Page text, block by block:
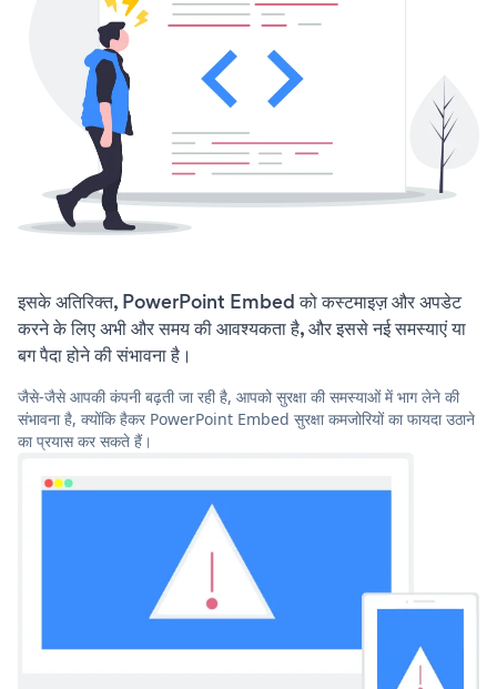
इसके अतिरिक्त, PowerPoint Embed को कस्टमाइज़ और अपडेट
करने के लिए अभी और समय की आवश्यकता है, और इससे नई समस्याएं या
बग पैदा होने की संभावना है।
जैसे-जैसे आपकी कंपनी बढ़ती जा रही है, आपको सुरक्षा की समस्याओं में भाग लेने की
संभावना है, क्योंकि हैकर PowerPoint Embed सुरक्षा कमजोरियों का फायदा उठाने
का प्रयास कर सकते हैं।